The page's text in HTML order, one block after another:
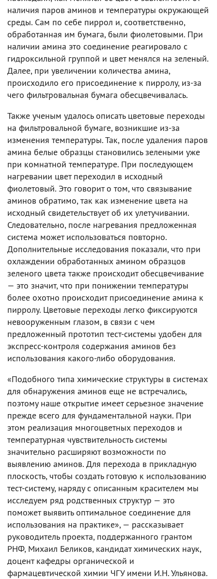
наличия паров аминов и температуры окружающей
среды. Сам по себе пиррол и, соответственно,
обработанная им бумага, были фиолетовыми. При
наличии амина это соединение реагировало с
гидроксильной группой и цвет менялся на зеленый.
Далее, при увеличении количества амина,
происходило его присоединение к пирролу, из-за
чего фильтровальная бумага обесцвечивалась.
Также ученым удалось описать цветовые переходы
на фильтровальной бумаге, возникшие из-за
изменения температуры. Так, после удаления паров
амина белые образцы становились зелеными уже
при комнатной температуре. При последующем
нагревании цвет переходил в исходный
фиолетовый. Это говорит о том, что связывание
аминов обратимо, так как изменение цвета на
исходный свидетельствует об их улетучивании.
Следовательно, после нагревания предложенная
система может использоваться повторно.
Дополнительные исследования показали, что при
охлаждении обработанных амином образцов
зеленого цвета также происходит обесцвечивание
— это значит, что при понижении температуры
более охотно происходит присоединение амина к
пирролу. Цветовые переходы легко фиксируются
невооруженным глазом, в связи с чем
предложенный прототип тест-системы удобен для
экспресс-контроля содержания аминов без
использования какого-либо оборудования.
«Подобного типа химические структуры в системах
для обнаружения аминов еще не встречались,
поэтому наше открытие имеет серьезное значение
прежде всего для фундаментальной науки. При
этом реализация многоцветных переходов и
температурная чувствительность системы
значительно расширяют возможности по
выявлению аминов. Для перехода в прикладную
плоскость, чтобы создать готовую к использованию
тест-систему, наряду с описанным красителем мы
исследуем ряд родственных структур — это
поможет выявить оптимальное соединение для
использования на практике», — рассказывает
руководитель проекта, поддержанного грантом
РНФ, Михаил Беликов, кандидат химических наук,
доцент кафедры органической и
фармацевтической химии ЧГУ имени И.Н. Ульянова.